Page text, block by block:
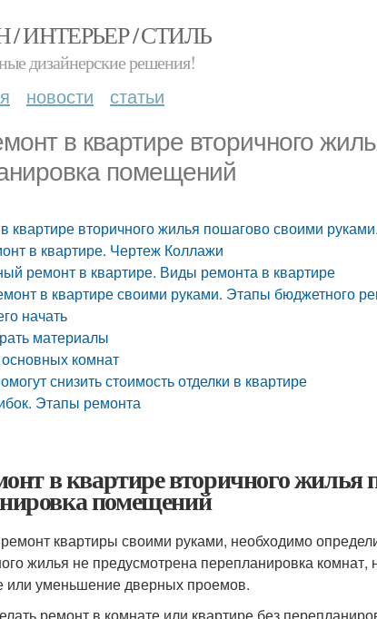
ИНТЕРЬЕР / СТИЛЬ
дизайнерские решения!
новости статьи
в квартире вторичного
помещений
квартире вторичного жилья пошагово своими
в квартире. Чертеж Коллажи
ремонт в квартире. Виды ремонта в квартире
в квартире своими руками. Этапы бюджетного
начать
материалы
комнат
снизить стоимость отделки в квартире
Этапы ремонта
в квартире вторичного жилья
помещений
ремонт квартиры своими руками, необходимо
жилья не предусмотрена перепланировка
или уменьшение дверных проемов.